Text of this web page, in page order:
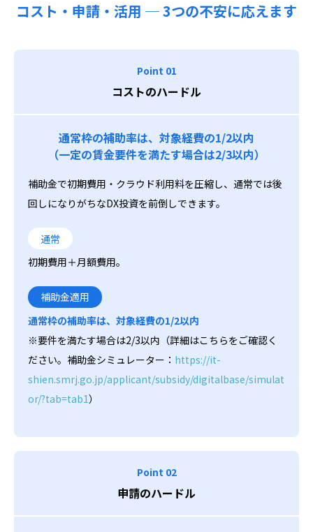
コスト・申請・活用 ─ 3つの不安に応えます
Point 01
コストのハードル
通常枠の補助率は、対象経費の1/2以内
（一定の賃金要件を満たす場合は2/3以内）
補助金で初期費用・クラウド利用料を圧縮し、通常では後
回しになりがちなDX投資を前倒しできます。
通常
初期費用＋月額費用。
補助金適用
通常枠の補助率は、対象経費の1/2以内
※要件を満たす場合は2/3以内（詳細はこちらをご確認く
ださい。補助金シミュレーター： https://it-
shien.smrj.go.jp/applicant/subsidy/digitalbase/simulat
or/?tab=tab1）
Point 02
申請のハードル